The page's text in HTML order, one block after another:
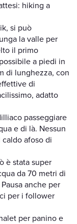
hiking a
si può
la valle per
il primo
a piedi in
di lunghezza, con
di
adatto
passeggiare
e di là. Nessun
afoso di
è stata super
da 70 metri di
anche per
per i follower
per panino e